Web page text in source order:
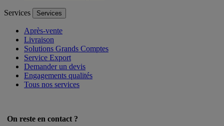
Services Services
Après-vente
Livraison
Solutions Grands Comptes
Service Export
Demander un devis
Engagements qualités
Tous nos services
On reste en contact ?